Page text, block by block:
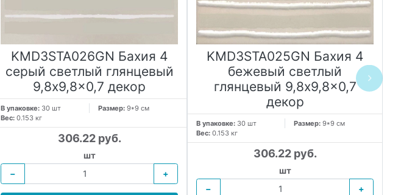
KMD3STA026GN Бахия 4
серый светлый глянцевый
9,8x9,8x0,7 декор
В упаковке: 30 шт Размер: 9*9 см
Вес: 0.153 кг
306.22 руб.
шт
−
+
KMD3STA025GN Бахия 4
бежевый светлый
глянцевый 9,8x9,8x0,7
декор
В упаковке: 30 шт Размер: 9*9 см
Вес: 0.153 кг
306.22 руб.
шт
−
+